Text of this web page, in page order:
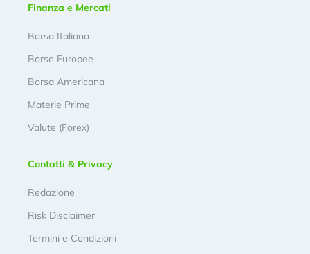
Finanza e Mercati
Borsa Italiana
Borse Europee
Borsa Americana
Materie Prime
Valute (Forex)
Contatti & Privacy
Redazione
Risk Disclaimer
Termini e Condizioni